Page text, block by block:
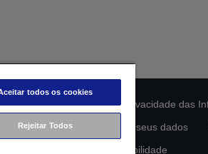
Declaração de Privacidade das
Contacte-nos sobre os seus dados
da Epson para com a acessibilidade
todos os cookies
Rejeitar Todos